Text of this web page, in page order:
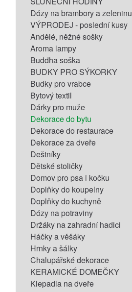
Dózy na brambory a zeleninu
VÝPRODEJ - poslední kusy
Andělé, něžné sošky
Aroma lampy
Buddha soška
BUDKY PRO SÝKORKY
Budky pro vrabce
Bytový textil
Dárky pro muže
Dekorace do bytu
Dekorace do restaurace
Dekorace za dveře
Deštníky
Dětské stoličky
Domov pro psa i kočku
Doplňky do koupelny
Doplňky do kuchyně
Dózy na potraviny
Držáky na zahradní hadici
Háčky a věšáky
Hrnky a šálky
Chalupářské dekorace
KERAMICKÉ DOMEČKY
Klepadla na dveře